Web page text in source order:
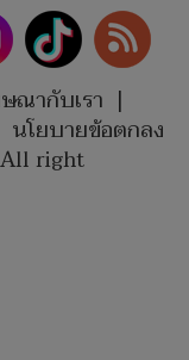
ณากับเรา |
นโยบายข้อตกลง
right